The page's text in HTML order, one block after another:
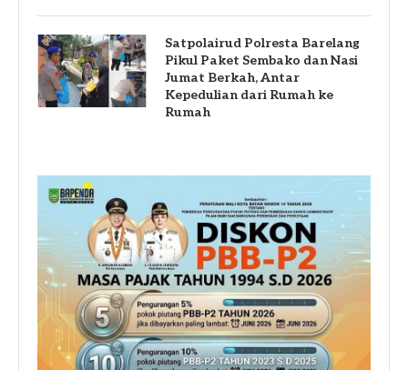
Satpolairud Polresta Barelang
Pikul Paket Sembako dan Nasi
Jumat Berkah, Antar
Kepedulian dari Rumah ke
Rumah